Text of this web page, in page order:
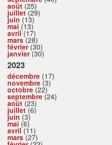
août (25)
juillet(29)
juin (13)
mai (13)
avril(17)
mars(28)
février(30)
janvier(30)
2023
décembre (17)
novembre (3)
octobre (22)
septembre (24)
août (23)
juillet(6)
juin (3)
mai (6)
avril(11)
mars(27)